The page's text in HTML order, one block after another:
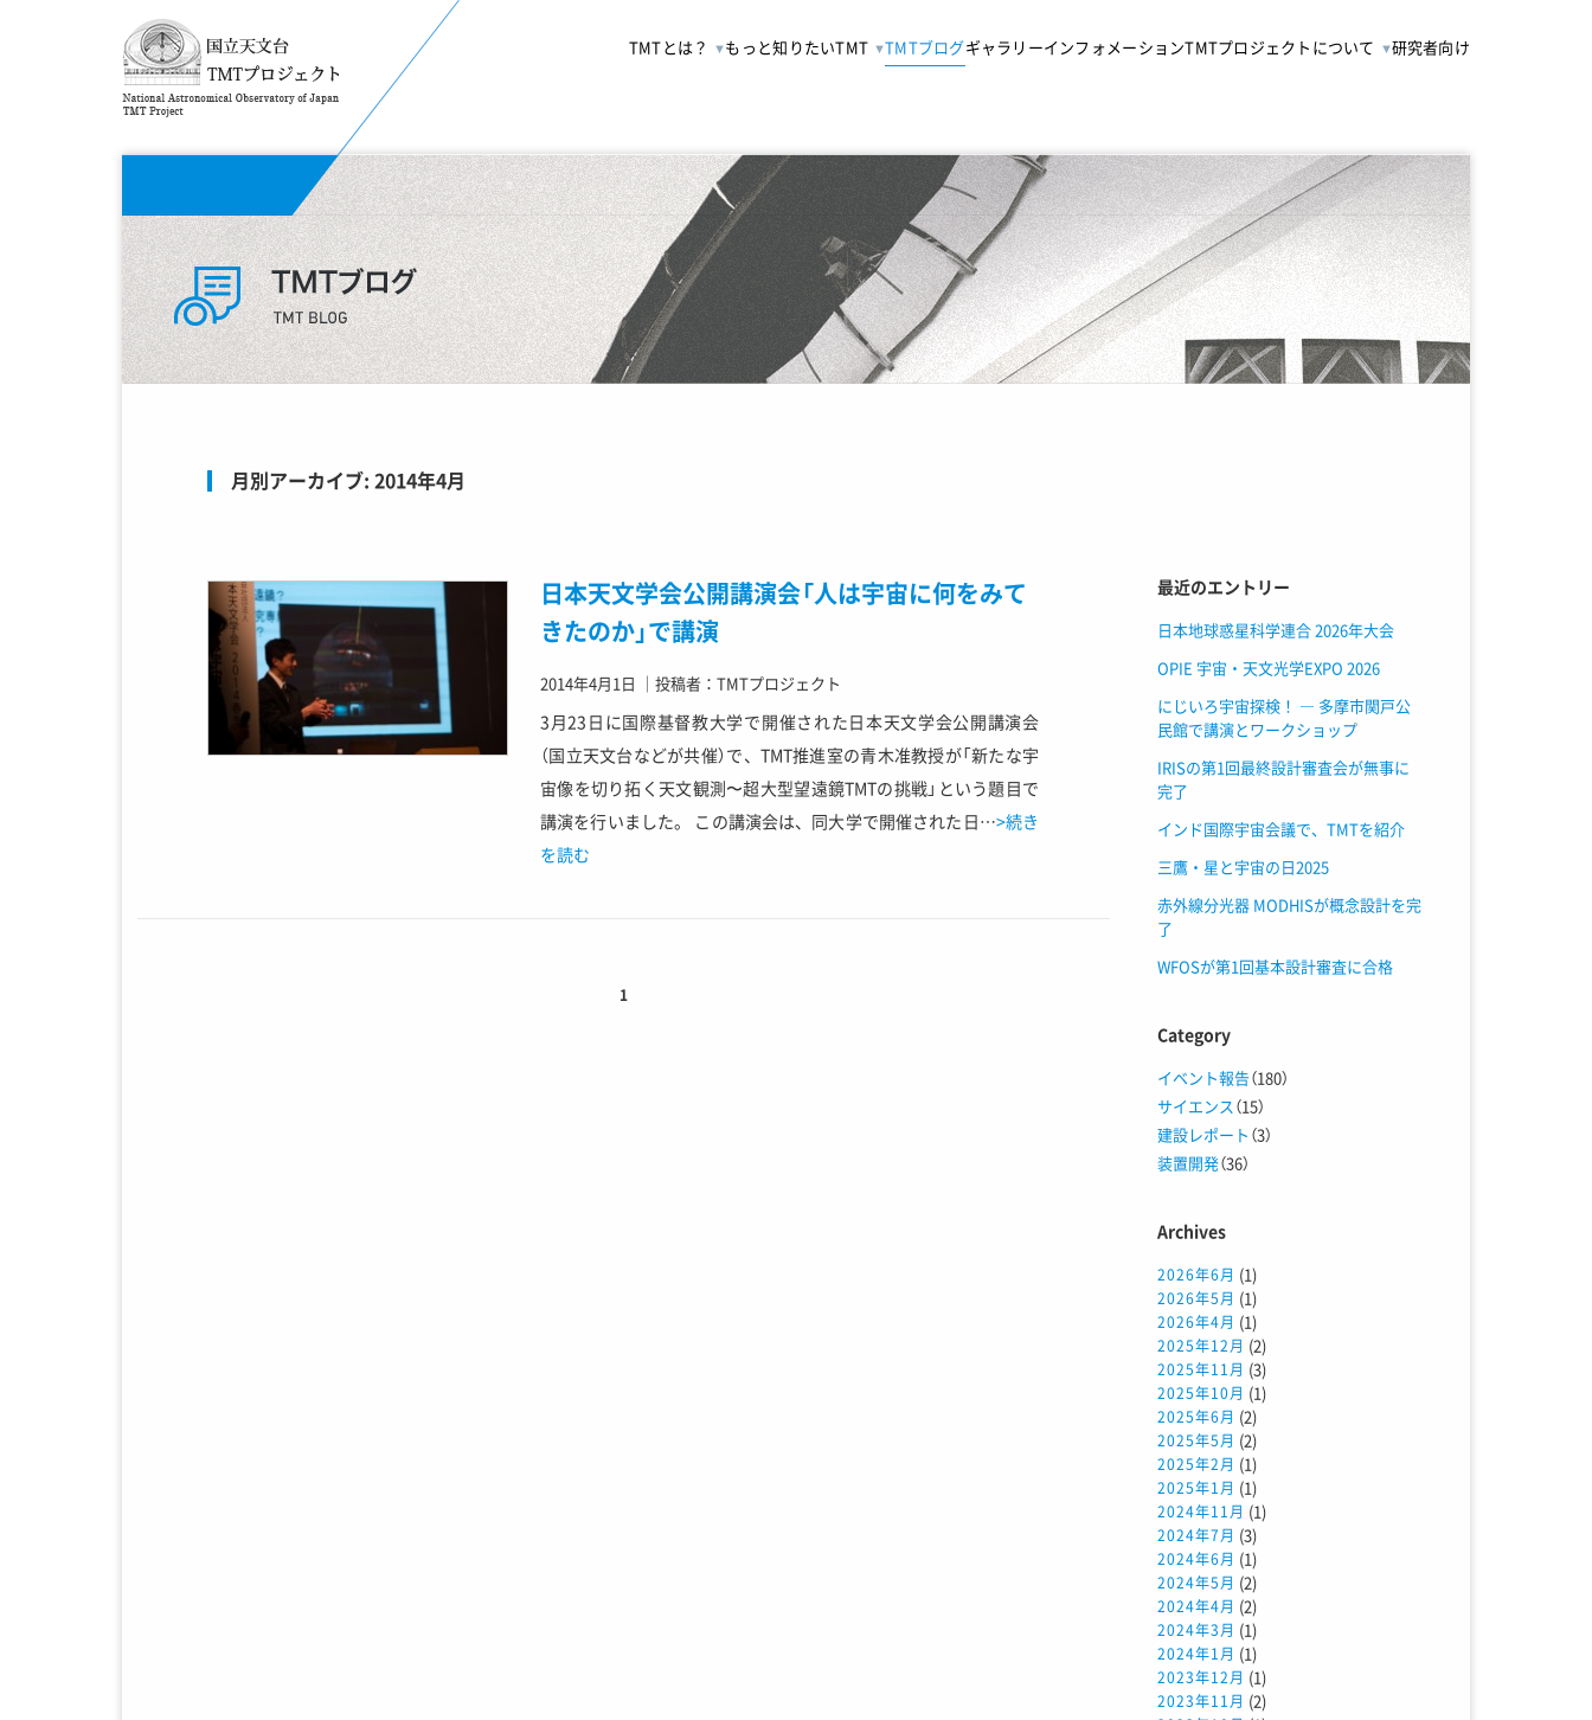
TMTとは？ もっと知りたいTMT TMTブログギャラリーインフォメーションTMTプロジェクトについて 研究者向け
月別アーカイブ: 2014年4月
日本天文学会公開講演会「人は宇宙に何をみて
きたのか」で講演
2014年4月1日 ｜ 投稿者：TMTプロジェクト
3月23日に国際基督教大学で開催された日本天文学会公開講演会
（国立天文台などが共催）で、TMT推進室の青木准教授が「新たな宇
宙像を切り拓く天文観測〜超大型望遠鏡TMTの挑戦」という題目で
講演を行いました。 この講演会は、同大学で開催された日…>続き
を読む
1
最近のエントリー
日本地球惑星科学連合 2026年大会
OPIE 宇宙・天文光学EXPO 2026
にじいろ宇宙探検！ ― 多摩市関戸公
民館で講演とワークショップ
IRISの第1回最終設計審査会が無事に
完了
インド国際宇宙会議で、TMTを紹介
三鷹・星と宇宙の日2025
赤外線分光器 MODHISが概念設計を完
了
WFOSが第1回基本設計審査に合格
Category
イベント報告（180）
サイエンス （15）
建設レポート （3）
装置開発（36）
Archives
2026年6月 (1)
2026年5月 (1)
2026年4月 (1)
2025年12月 (2)
2025年11月 (3)
2025年10月 (1)
2025年6月 (2)
2025年5月 (2)
2025年2月 (1)
2025年1月 (1)
2024年11月 (1)
2024年7月 (3)
2024年6月 (1)
2024年5月 (2)
2024年4月 (2)
2024年3月 (1)
2024年1月 (1)
2023年12月 (1)
2023年11月 (2)